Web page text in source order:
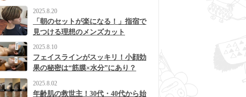
2025.8.20
「朝のセットが楽になる！」指宿で
見つける理想のメンズカット
2025.8.10
フェイスラインがスッキリ！小顔効
果の秘密は“筋膜×水分”にあり？
2025.8.02
年齢肌の救世主！30代・40代から始